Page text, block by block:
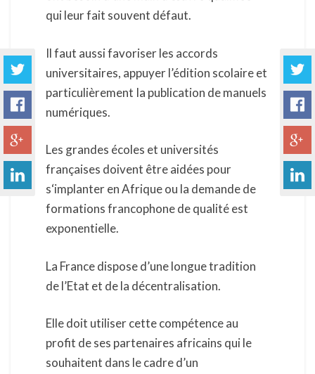
qui leur fait souvent défaut.
Il faut aussi favoriser les accords
universitaires, appuyer l’édition scolaire et
particulièrement Ia publication de manuels
numériques.
Les grandes écoles et universités
françaises doivent être aidées pour
s‘implanter en Afrique ou la demande de
formations francophone de qualité est
exponentielle.
La France dispose d’une longue tradition
de l’Etat et de la décentralisation.
Elle doit utiliser cette compétence au
profit de ses partenaires africains qui le
souhaitent dans le cadre d’un